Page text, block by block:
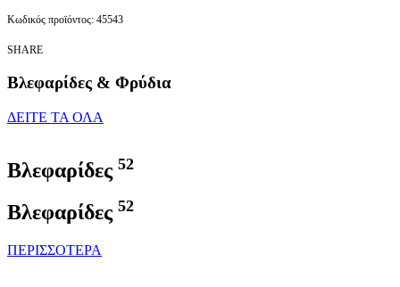
45543
SHARE
Βλεφαρίδες & Φρύδια
ΔΕΙΤΕ ΤΑ ΟΛΑ
Βλεφαρίδες 52
Βλεφαρίδες 52
ΠΕΡΙΣΣΟΤΕΡΑ